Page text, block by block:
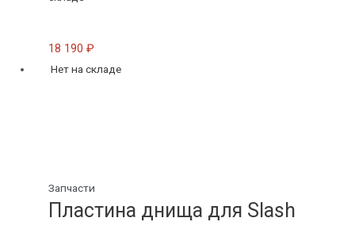
18 190₽
Нет на складе
Запчасти
Пластина днища для Slash